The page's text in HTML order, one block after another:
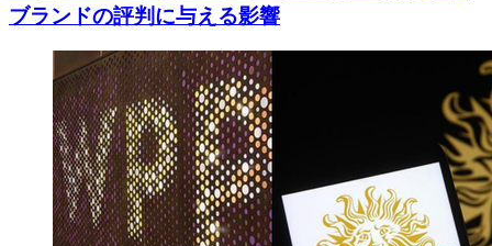
ブランドの評判に与える影響